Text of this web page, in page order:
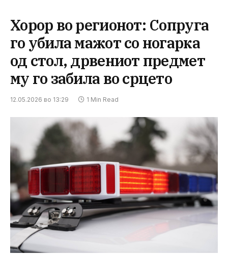
Хорор во регионот: Сопруга
го убила мажот со ногарка
од стол, дрвениот предмет
му го забила во срцето
12.05.2026 во 13:29 1 Min Read